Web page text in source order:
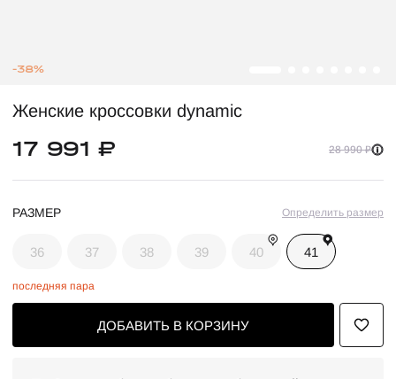
-38%
Женские кроссовки dynamic
17 991 ₽ 28 990 ₽
РАЗМЕР Определить размер
36 37 38 39 40 41
последняя пара
ДОБАВИТЬ В КОРЗИНУ